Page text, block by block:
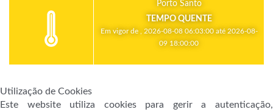
Porto Santo
TEMPO QUENTE
Em vigor de , 2026-08-08 06:03:00 até 2026-08-
09 18:00:00
Utilização de Cookies
Este website utiliza cookies para gerir a autenticação,